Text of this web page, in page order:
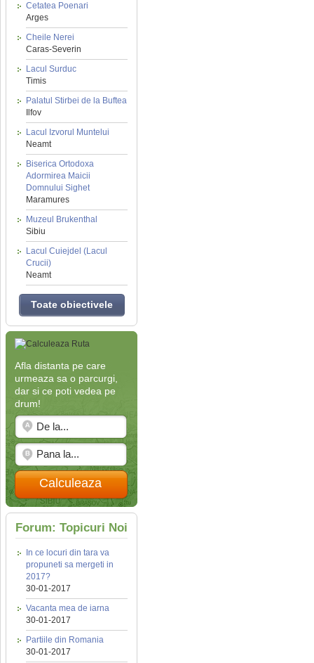
Cetatea Poenari
Arges
Cheile Nerei
Caras-Severin
Lacul Surduc
Timis
Palatul Stirbei de la Buftea
Ilfov
Lacul Izvorul Muntelui
Neamt
Biserica Ortodoxa
Adormirea Maicii
Domnului Sighet
Maramures
Muzeul Brukenthal
Sibiu
Lacul Cuiejdel (Lacul
Crucii)
Neamt
Toate obiectivele
Afla distanta pe care
urmeaza sa o parcurgi,
dar si ce poti vedea pe
drum!
Calculeaza
Forum: Topicuri Noi
In ce locuri din tara va
propuneti sa mergeti in
2017?
30-01-2017
Vacanta mea de iarna
30-01-2017
Partiile din Romania
30-01-2017